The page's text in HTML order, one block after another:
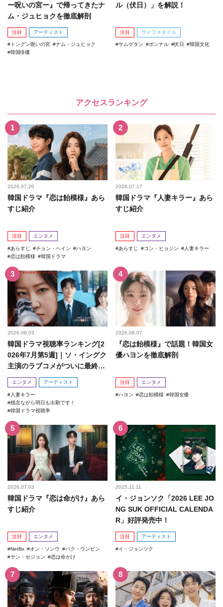
ー呪いの宮ー』で帰ってきたナ
ム・ジュヒョクを徹底解剖
注目 アーティスト
トングン呪いの宮
ナム・ジュヒョク
韓国俳優
ル（伏日）」を解説！
注目 ライフスタイル
サムゲタン ポンナル 伏日 韓国文化
アクセスランキング
2026.07.20
韓国ドラマ『恋は飴模様』あら
すじ紹介
注目 エンタメ
あらすじ チョン・ヘイン
ハヨン
恋は飴模様
韓国ドラマ
2026.07.17
韓国ドラマ『人妻キラー』あら
すじ紹介
注目 エンタメ
あらすじ コン・ヒョジン 人妻キラー
2026.08.03
韓国ドラマ視聴率ランキング[2
026年7月第5週]｜ソ・イングク
主演のラブコメがついに最終
回！
エンタメ アーティスト
人妻キラー
残念ながら明日も出勤です！
韓国ドラマ視聴率
2026.08.07
『恋は飴模様』で話題！韓国女
優ハヨンを徹底解剖
注目 エンタメ
ハヨン 恋は飴模様 韓国女優
2026.07.03
韓国ドラマ『恋は命がけ』あら
すじ紹介
注目 エンタメ
Netflix オン・ソンウ
パク・ウンビン
ヤン・セジョン
恋は命がけ
2025.11.11
イ・ジョンソク「2026 LEE JO
NG SUK OFFICIAL CALENDA
R」好評発売中！
注目 アーティスト
イ・ジョンソク